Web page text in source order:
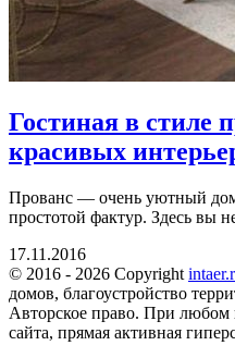
Гостиная в стиле
красивых
Прованс — очень уютный
простотой фактур. Здесь вы
17.11.2016
© 2016 - 2026 Copyright
домов, благоустройство
Авторское право. При любом
сайта, прямая активная